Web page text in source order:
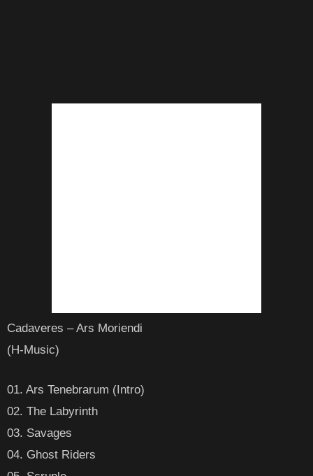
Cadaveres – Ars Moriendi
(H-Music)
01. Ars Tenebrarum (Intro)
02. The Labyrinth
03. Savages
04. Ghost Riders